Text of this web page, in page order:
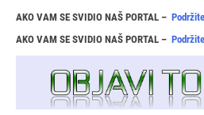
AKO VAM SE SVIDIO NAŠ PORTAL –
AKO VAM SE SVIDIO NAŠ PORTAL –